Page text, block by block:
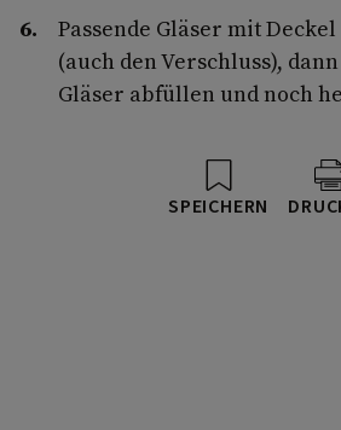
Passende Gläser mit
(auch den Verschluss),
Gläser abfüllen und noch
SPEICHERN